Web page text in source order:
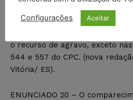
o recurso de agravo, exceto
544 e 557 do CPC. (nova
Vitória/ ES).
ENUNCIADO 20 – O
Configurações Aceitar